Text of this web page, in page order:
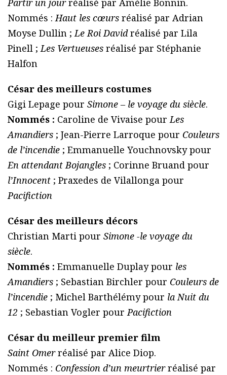
Partir un jourréalisé par Amélie Bonnin.
Nommés :Haut les cœurs réalisé par Adrian
Moyse Dullin ;Le Roi Davidréalisé par Lila
Pinell ;Les Vertueuses réalisé par Stéphanie
Halfon
César des meilleurs costumes
Gigi Lepage pour Simone – le voyage du siècle.
Nommés : Caroline de Vivaise pourLes
Amandiers ; Jean-Pierre Larroque pour Couleurs
de l’incendie ; Emmanuelle Youchnovsky pour
En attendant Bojangles ; Corinne Bruand pour
l’Innocent ; Praxedes de Vilallonga pour
Pacifiction
César des meilleurs décors
Christian Marti pour Simone -le voyage du
siècle.
Nommés : Emmanuelle Duplay pour les
Amandiers ; Sebastian Birchler pour Couleurs de
l’incendie ; Michel Barthélémy pour la Nuit du
12 ; Sebastian Vogler pourPacifiction
César du meilleur premier film
Saint Omerréalisé par Alice Diop.
Nommés : Confession d’un meurtrierréalisé par